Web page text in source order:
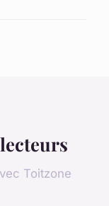
Toitzone